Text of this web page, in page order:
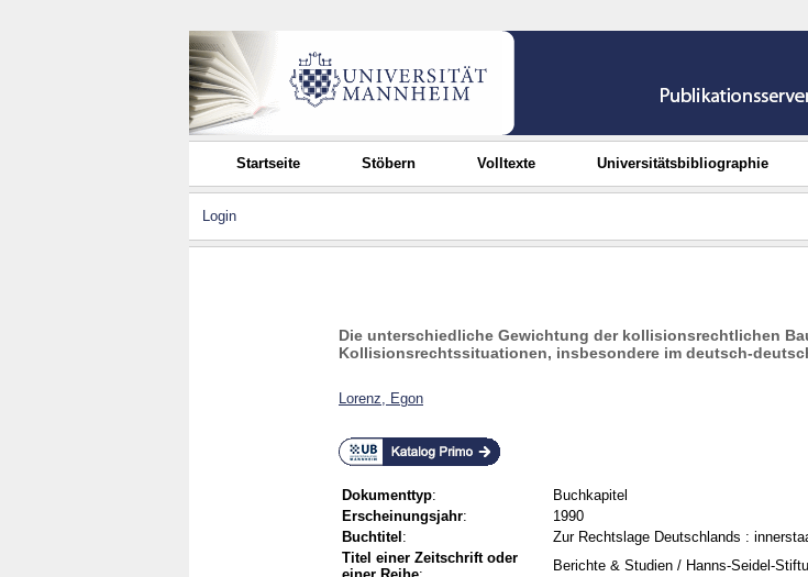
Startseite Stöbern Volltexte Universitätsbibliographie
Login
Die unterschiedliche Gewichtung der kollisionsrechtlichen
Kollisionsrechtssituationen, insbesondere im deutsch-
Lorenz, Egon
Dokumenttyp:
Buchkapitel
Erscheinungsjahr:
1990
Buchtitel :
Zur Rechtslage Deutschlands :
Titel einer Zeitschrift oder
Berichte & Studien / Hanns-Seidel-